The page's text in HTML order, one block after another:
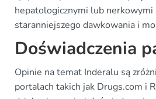
hepatologicznymi lub
staranniejszego dawkowania i
Doświadczenia
Opinie na temat Inderalu są
portalach takich jak Drugs.com i